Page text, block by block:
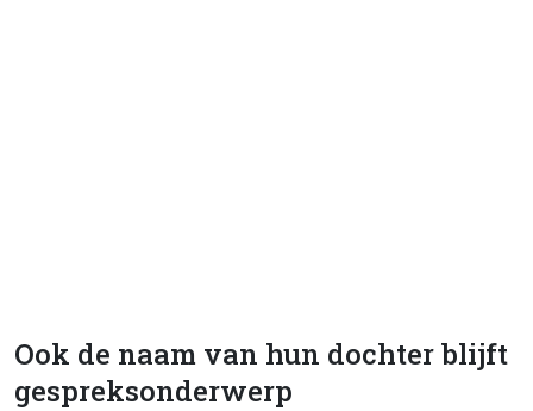
Ook de naam van hun dochter blijft
gespreksonderwerp